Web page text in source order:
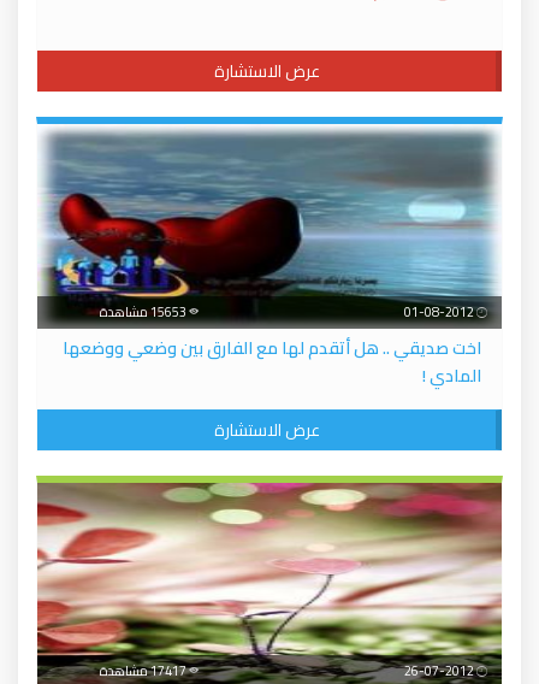
عرض الاستشارة
01-08-2012
اخت صديقي .. هل أتقدم لها مع الفارق بين وضعي ووضعها
المادي !
عرض الاستشارة
26-07-2012 17417 مشاهدة